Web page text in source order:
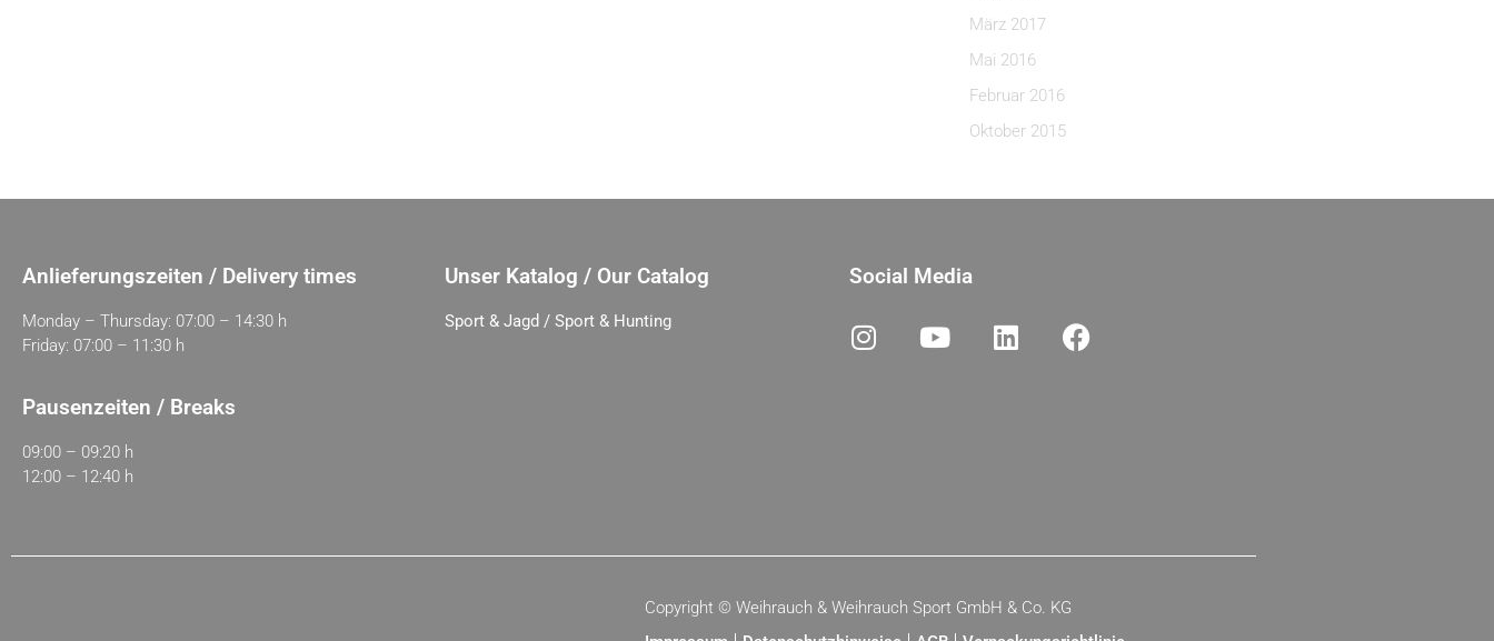
März 2017
Mai 2016
Februar 2016
Oktober 2015
Anlieferungszeiten / Delivery times
Monday – Thursday: 07:00 – 14:30 h
Friday: 07:00 – 11:30 h
Pausenzeiten / Breaks
09:00 – 09:20 h
12:00 – 12:40 h
Unser Katalog / Our Catalog
Sport & Jagd / Sport & Hunting
Social Media
Copyright © Weihrauch & Weihrauch Sport GmbH & Co. KG